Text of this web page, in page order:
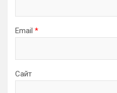
Email *
Сайт